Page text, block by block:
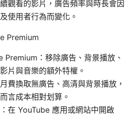
觀看的影片，廣告頻率與時長會因
使用者行為而變化。
Premium
Premium：移除廣告、背景播放、
片與音樂的額外特權。
費換取無廣告、高清與背景播放，
言成本相對划算。
在 YouTube 應用或網站中開啟